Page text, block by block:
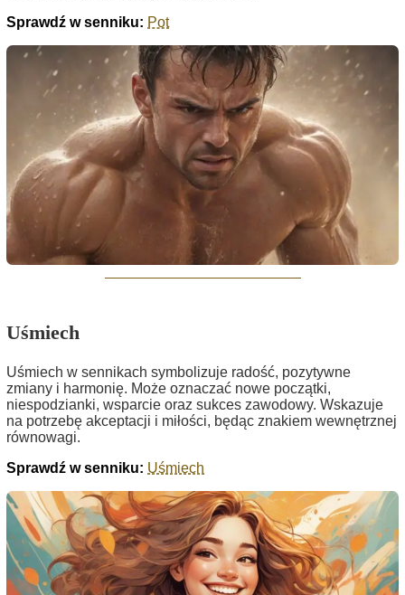
Sprawdź w senniku: Pot
Uśmiech
Uśmiech w sennikach symbolizuje radość, pozytywne
zmiany i harmonię. Może oznaczać nowe początki,
niespodzianki, wsparcie oraz sukces zawodowy. Wskazuje
na potrzebę akceptacji i miłości, będąc znakiem wewnętrznej
równowagi.
Sprawdź w senniku: Uśmiech